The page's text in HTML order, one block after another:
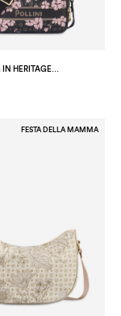
CAMERA BAG IN HERITAGE MARINA FLOWER NERO/NERO
FESTA DELLA MAMMA